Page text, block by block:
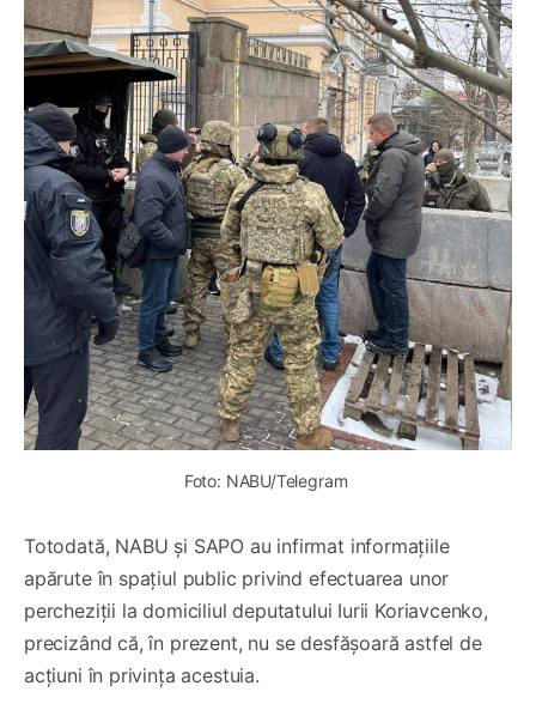
Foto: NABU/Telegram
Totodată, NABU și SAPO au infirmat informațiile
apărute în spațiul public privind efectuarea unor
percheziții la domiciliul deputatului Iurii Koriavcenko,
precizând că, în prezent, nu se desfășoară astfel de
acțiuni în privința acestuia.